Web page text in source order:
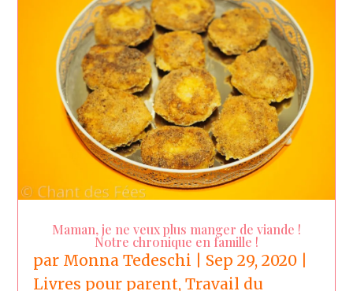
Maman, je ne veux plus manger de viande !
Notre chronique en famille !
par Monna Tedeschi Sep 29, 2020
Livres pour parent,Travail du